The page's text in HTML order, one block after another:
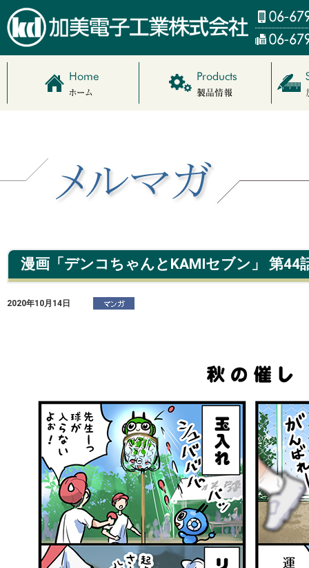
漫画「デンコちゃんとKAMIセブン」 第44
2020年10月14日